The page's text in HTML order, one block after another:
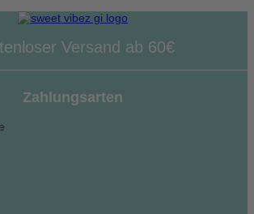
Versand ab 60€
Zahlungsarten